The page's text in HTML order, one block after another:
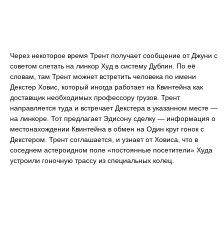
Через некоторое время Трент получает сообщение от Джуни с
советом слетать на линкор Худ в систему Дублин. По её
словам, там Трент можнет встретить человека по имени
Декстер Ховис, который иногда работает на Квинтейна как
доставщик необходимых профессору грузов. Трент
направляется туда и встречает Декстера в указанном месте —
на линкоре. Тот предлагает Эдисону сделку — информация о
местонахождении Квинтейна в обмен на Один круг гонок с
Декстером. Трент соглашается, и узнает от Ховиса, что в
соседнем астероидном поле «постоянные посетители» Худа
устроили гоночную трассу из специальных колец.